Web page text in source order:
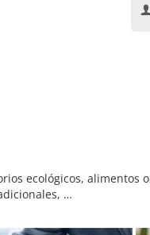
ecológicos, alimentos
…